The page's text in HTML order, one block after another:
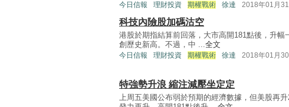
今日信報 理財投資 期權戰術 徐達 2018年01月31
科技內險股加碼沽空
港股於期指結算前回落，大市高開181點後，升
創歷史新高。不過，中 ...全文
今日信報 理財投資 期權戰術 徐達 2018年01月30
特強勢升浪 縮注減壓坐定定
上周五美國公布弱於預期的經濟數據，但美股再